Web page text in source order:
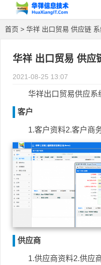
首页 > 华祥 出口贸易 供应链
华祥 出口贸易 供应
2021-08-25 13:07
华祥出口贸易供应系
客户
1.客户资料2.客户商
供应商
1.供应商资料2.供应